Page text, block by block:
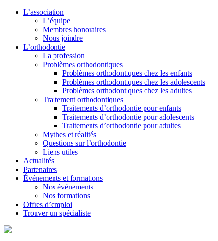
L’association
L’équipe
Membres honoraires
Nous joindre
L’orthodontie
La profession
Problèmes orthodontiques
Problèmes orthodontiques chez les enfants
Problèmes orthodontiques chez les adolescents
Problèmes orthodontiques chez les adultes
Traitement orthodontiques
Traitements d’orthodontie pour enfants
Traitements d’orthodontie pour adolescents
Traitements d’orthodontie pour adultes
Mythes et réalités
Questions sur l’orthodontie
Liens utiles
Actualités
Partenaires
Événements et formations
Nos événements
Nos formations
Offres d’emploi
Trouver un spécialiste